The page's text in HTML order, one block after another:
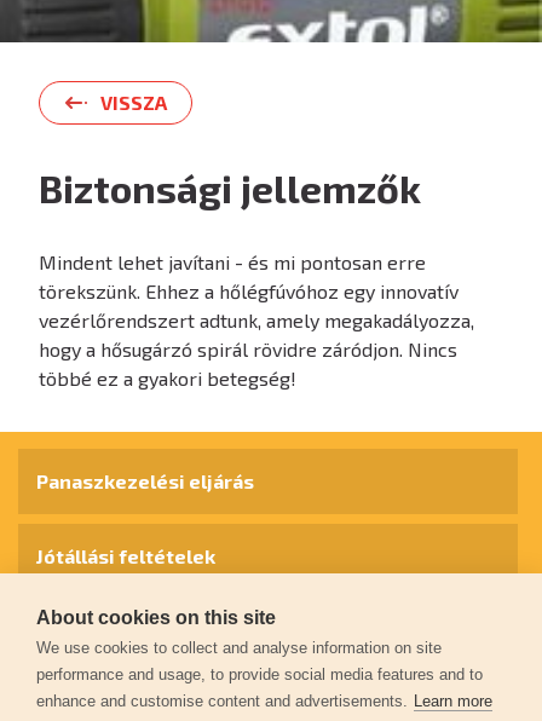
VISSZA
Biztonsági jellemzők
Mindent lehet javítani - és mi pontosan erre
törekszünk. Ehhez a hőlégfúvóhoz egy innovatív
vezérlőrendszert adtunk, amely megakadályozza,
hogy a hősugárzó spirál rövidre záródjon. Nincs
többé ez a gyakori betegség!
Panaszkezelési eljárás
Jótállási feltételek
Személyes adatok védelme
Kapcsolat
About cookies on this site
We use cookies to collect and analyse information on site
performance and usage, to provide social media features and to
enhance and customise content and advertisements. Learn more